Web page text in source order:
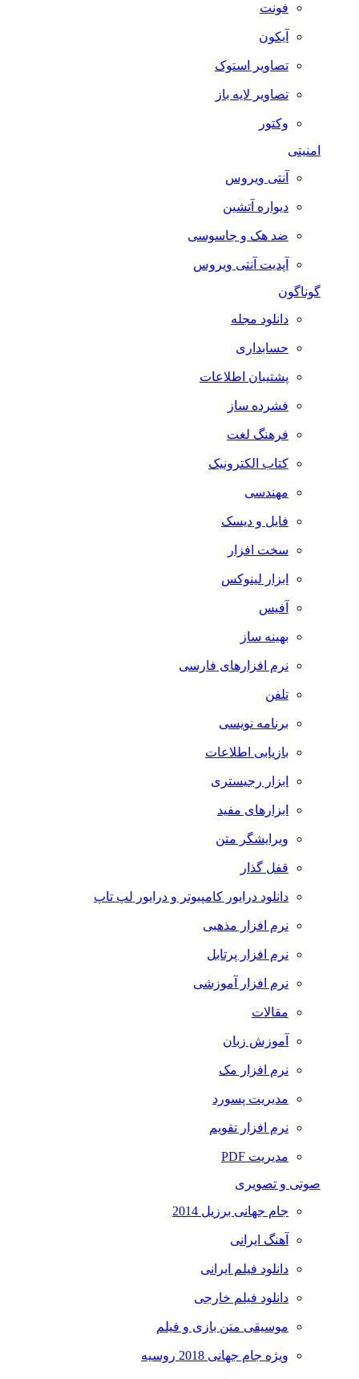
فونت
آیکون
تصاویر استوک
تصاویر لایه باز
وکتور
امنیتی
آنتی ویروس
دیواره آتشین
ضد هک و جاسوسی
آپدیت آنتی ویروس
گوناگون
دانلود مجله
حسابداری
پشتیبان اطلاعات
فشرده ساز
فرهنگ لغت
کتاب الکترونیک
مهندسی
فایل و دیسک
سخت افزار
ابزار لینوکس
آفیس
بهینه ساز
نرم افزارهای فارسی
تلفن
برنامه نویسی
بازیابی اطلاعات
ابزار رجیستری
ابزارهای مفید
ویرایشگر متن
قفل گذار
دانلود درایور کامپیوتر و درایور لپ تاپ
نرم افزار مذهبی
نرم افزار پرتابل
نرم افزار آموزشی
مقالات
آموزش زبان
نرم افزار مک
مدیریت پسورد
نرم افزار تقویم
مدیریت PDF
صوتی و تصویری
جام جهانی برزیل 2014
آهنگ ایرانی
دانلود فیلم ایرانی
دانلود فیلم خارجی
موسیقی متن بازی و فیلم
ویژه جام جهانی 2018 روسیه